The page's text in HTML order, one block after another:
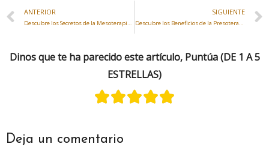
ANTERIOR
Descubre los Secretos de la Mesoterapia para Combatir la Celulitis en So Glamour en Valdemoro
SIGUIENTE
Descubre los Beneficios de la Presoterapia de So Glamour en Valdemoro
Dinos que te ha parecido este artículo, Puntúa (DE 1 A 5
ESTRELLAS)
Deja un comentario